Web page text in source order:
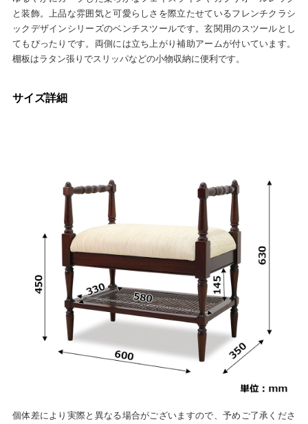
と装飾。上品な雰囲気と可愛らしさを際立たせているフレンチクラシ
ックデザインシリーズのベンチスツールです。玄関用のスツールとし
てもぴったりです。両側には立ち上がり補助アームが付いています。
棚板はラタン張りでスリッパなどの小物収納に便利です。
サイズ詳細
個体差により実際と異なる場合がございますので、予めご了承くださ